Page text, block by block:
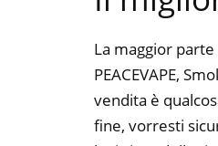
La maggior
PEACEVAPE,
vendita è
fine, vorresti